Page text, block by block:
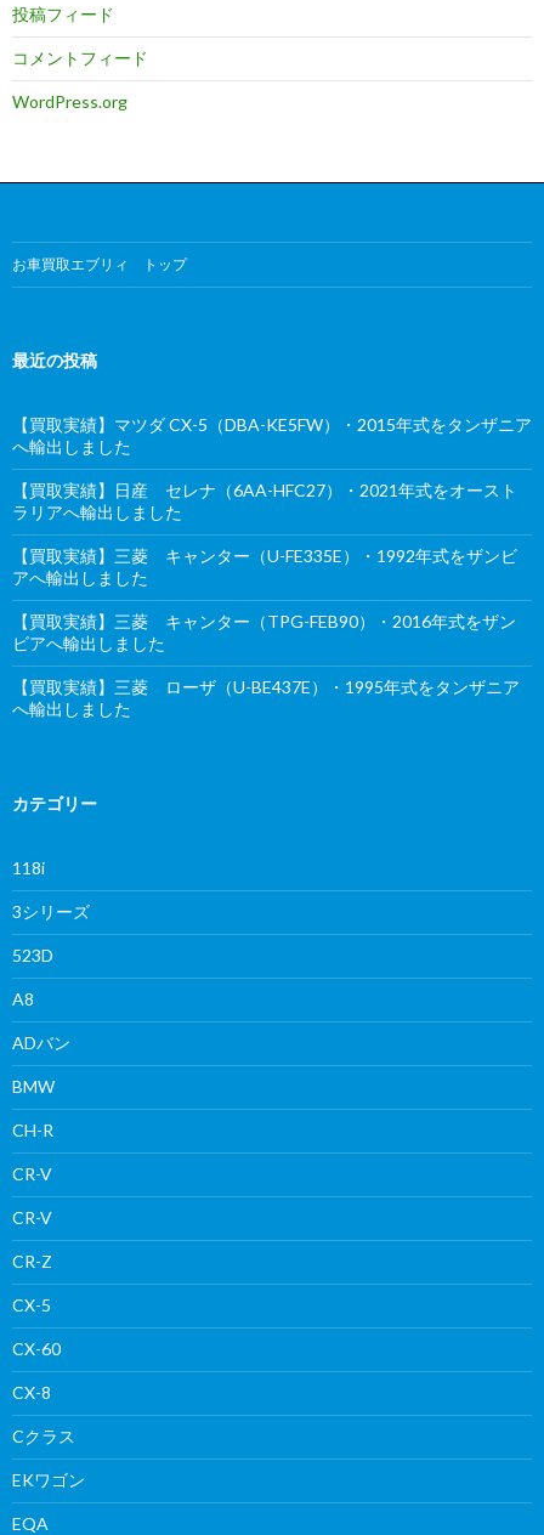
投稿フィード
コメントフィード
WordPress.org
お車買取エブリィ トップ
最近の投稿
【買取実績】マツダ CX-5（DBA-KE5FW）・2015年式をタンザニア
へ輸出しました
【買取実績】日産 セレナ（6AA-HFC27）・2021年式をオースト
ラリアへ輸出しました
【買取実績】三菱 キャンター（U-FE335E）・1992年式をザンビ
アへ輸出しました
【買取実績】三菱 キャンター（TPG-FEB90）・2016年式をザン
ビアへ輸出しました
【買取実績】三菱 ローザ（U-BE437E）・1995年式をタンザニア
へ輸出しました
カテゴリー
118i
3シリーズ
523D
A8
ADバン
BMW
CH-R
CR-V
CR-V
CR-Z
CX-5
CX-60
CX-8
Cクラス
EKワゴン
EQA